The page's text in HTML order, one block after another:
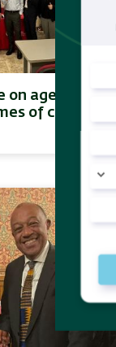
on agentic
of crisis and